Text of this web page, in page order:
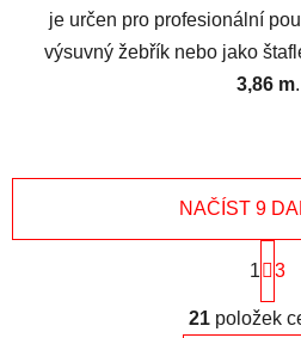
je určen pro profesionální
výsuvný žebřík nebo jako
3,86 m.
O
v
NAČÍST 9
t
r
á
1 3
21položek